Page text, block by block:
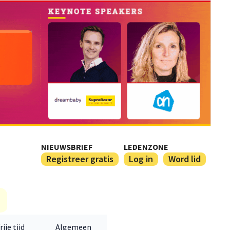
NIEUWSBRIEF
Registreer gratis
LEDENZONE
Log in Word lid
tijd Algemeen